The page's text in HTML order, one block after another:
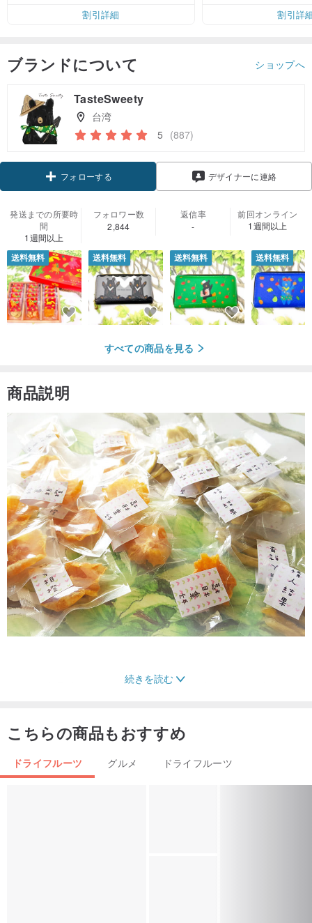
割引詳細
割引詳
ブランドについて ショップへ
TasteSweety
台湾
5 (887)
クーポン取得
フォローする
デザイナーに連絡
発送までの所要時
間
1週間以上
フォロワー数
2,844
返信率
-
前回オンライン
1週間以上
送料無料 送料無料 送料無料 送料無料
すべての商品を見る
商品説明
おいしいドライフルーツ、シンプルなテキストのマスコット
小さな結婚式のもの、
それは祝福の意味だけでなく、台湾の農産物の組み合わせでもあり
ます。
ゲストが新人の幸福と甘さを感じることを許すことを別にすれば、
続きを読む
こちらの商品もおすすめ
ドライフルーツ グルメ ドライフルーツ